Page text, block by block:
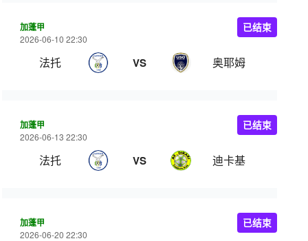
加蓬甲
2026-06-10 22:30
法托 VS 奥耶姆
已结束
加蓬甲
2026-06-13 22:30
法托 VS 迪卡基
已结束
加蓬甲
2026-06-20 22:30
已结束